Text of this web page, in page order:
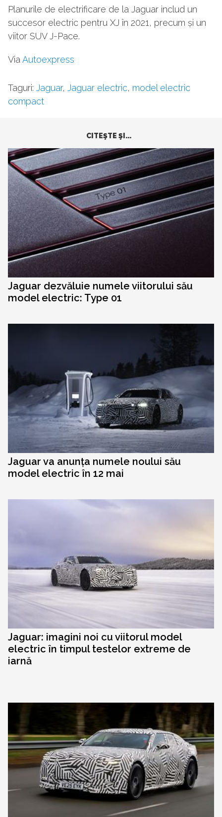
Planurile de electrificare de la Jaguar includ un
succesor electric pentru XJ în 2021, precum și un
viitor SUV J-Pace.
ViaAutoexpress
Taguri: Jaguar, Jaguar electric, model electric
compact
CITEŞTE ŞI...
Jaguar dezvăluie numele viitorului său
model electric: Type 01
Jaguar va anunța numele noului său
model electric în 12 mai
Jaguar: imagini noi cu viitorul model
electric în timpul testelor extreme de
iarnă